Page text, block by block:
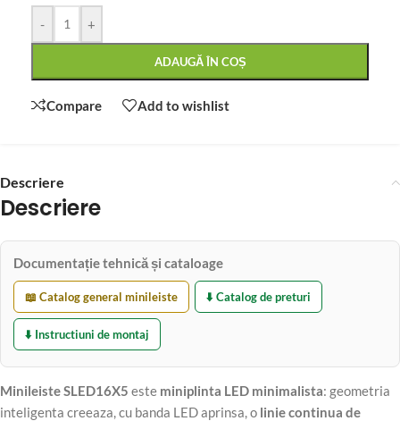
- +
ADAUGĂ ÎN COȘ
Compare Add to wishlist
Descriere
Descriere
Documentație tehnică și cataloage
📖 Catalog general minileiste ⬇️ Catalog de preturi
⬇️ Instructiuni de montaj
Minileiste SLED16X5 este miniplinta LED minimalista: geometria
inteligenta creeaza, cu banda LED aprinsa, o linie continua de